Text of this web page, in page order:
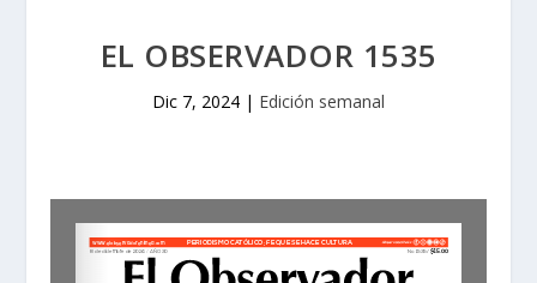
EL OBSERVADOR 1535
Dic 7, 2024 | Edición semanal